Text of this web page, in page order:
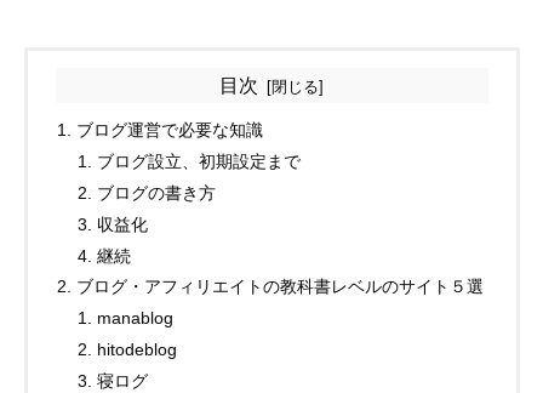
目次
ブログ運営で必要な知識
ブログ設立、初期設定まで
ブログの書き方
収益化
継続
ブログ・アフィリエイトの教科書レベルのサイト５選
manablog
hitodeblog
寝ログ